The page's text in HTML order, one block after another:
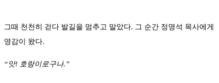
그때 천천히 걷다 발길을 멈추고 말았다. 그 순간 정명석 목사에게
영감이 왔다.
“앗! 호랑이로구나.”